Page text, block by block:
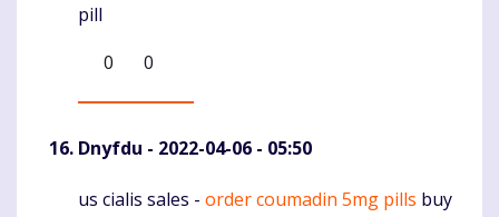
pill
0
0
Dnyfdu - 2022-04-06 - 05:50
Komentaras
us cialis sales - order coumadin 5mg pills buy